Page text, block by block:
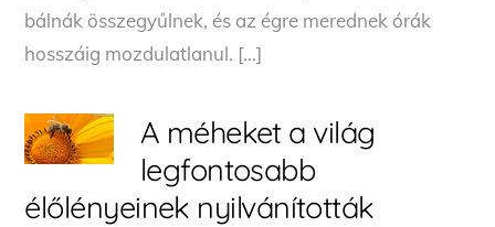
bálnák összegyűlnek, és az égre merednek órák
hosszáig mozdulatlanul. […]
A méheket a világ
legfontosabb
élőlényeinek nyilvánították